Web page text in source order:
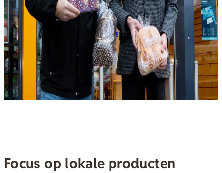
Focus op lokale producten